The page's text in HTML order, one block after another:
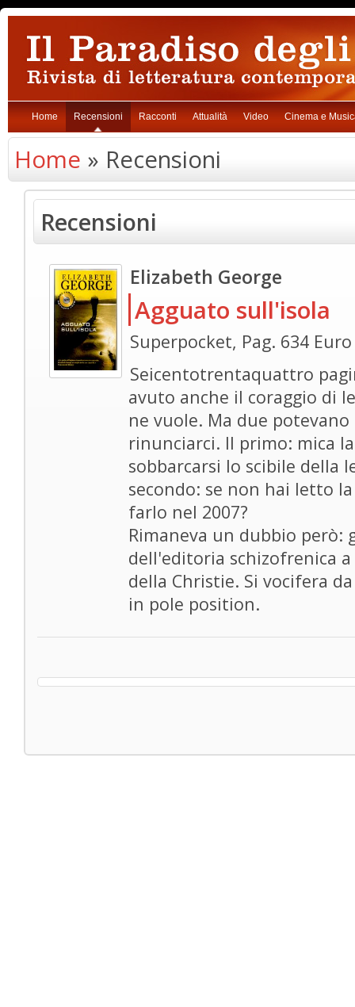
Home Recensioni Racconti Attualità Video Cinema e
Home » Recensioni
Recensioni
Elizabeth George
Agguato sull'isola
Superpocket, Pag. 634
Seicentotrentaquattro
avuto anche il coraggio di
ne vuole. Ma due
rinunciarci. Il primo: mica
sobbarcarsi lo scibile della
secondo: se non hai letto
farlo nel 2007?
Rimaneva un dubbio
dell'editoria schizofrenica
della Christie. Si vocifera
in pole position.